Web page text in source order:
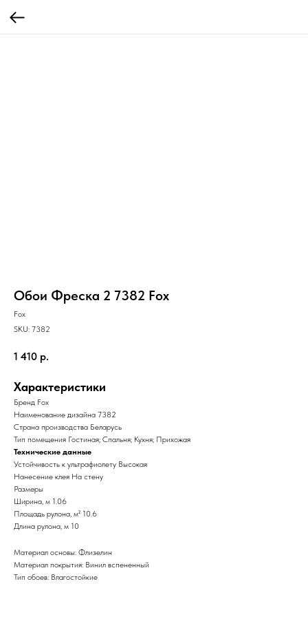
Обои Фреска 2 7382 Fox
Fox
SKU: 7382
1 410 р.
Характеристики
Бренд Fox
Наименование дизайна 7382
Страна производства Беларусь
Тип помещения Гостиная; Спальня; Кухня; Прихожая
Технические данные
Устойчивость к ультрафиолету Высокая
Нанесение клея На стену
Размеры
Ширина, м 1.06
Площадь рулона, м² 10.6
Длина рулона, м 10
Материал основы: Флизелин
Материал покрытия: Винил вспененный
Тип обоев: Влагостойкие